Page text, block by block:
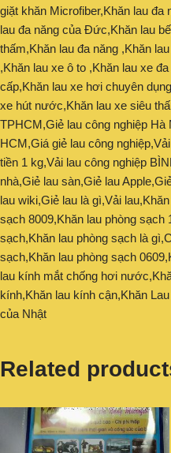
giặt khăn Microfiber,Khăn lau đa
lau đa năng của Đức,Khăn lau
thấm,Khăn lau đa năng ,Khăn
,Khăn lau xe ô to ,Khăn lau xe
cấp,Khăn lau xe hơi chuyên
xe hút nước,Khăn lau xe siêu
TPHCM,Giẻ lau công nghiệp Hà
HCM,Giá giẻ lau công
tiền 1 kg,Vải lau công nghiệp
nhà,Giẻ lau sàn,Giẻ lau
lau wiki,Giẻ lau là gì,Vải
sạch 8009,Khăn lau phòng sạch
sạch,Khăn lau phòng sạch là
sạch,Khăn lau phòng sạch
lau kính mắt chống hơi
kính,Khăn lau kính cận,Khăn
của Nhật
Related